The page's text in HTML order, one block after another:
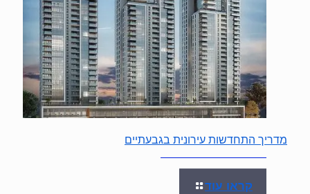
מדריך התחדשות עירונית בגבעתיים
קראו עוד